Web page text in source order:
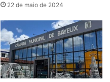
22 de maio de 2024